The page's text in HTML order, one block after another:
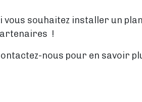
vous souhaitez installer un
!
nous pour en savoir